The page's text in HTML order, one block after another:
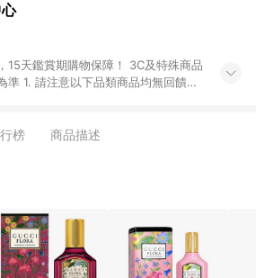
15天鑑賞期購物保障！ 3C及特殊商品
回饋：
拍立得 [2024/6/1起適用] -內接硬
回饋者 - 購物中心商店之商品：商
/購物金/超贈點/福利金/紅利折抵/折
宗採購或批發轉賣不具回饋資格： 如
購、批發轉賣而非最終消費使用者，
之認定為準
榜 商品描述